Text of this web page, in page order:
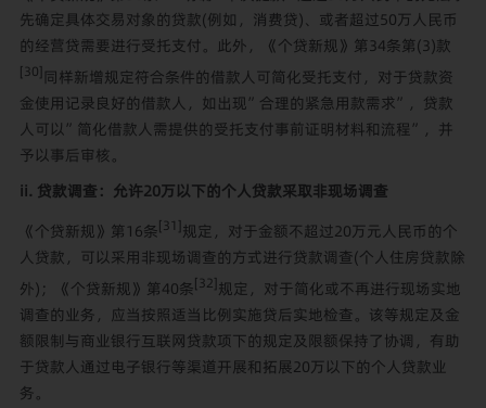
先确定具体交易对象的贷款(例如，消费贷)、或者超过50万人民币
的经营贷需要进行受托支付。此外，《个贷新规》第34条第(3)款
[30] 同样新增规定符合条件的借款人可简化受托支付，对于贷款资
金使用记录良好的借款人，如出现”合理的紧急用款需求”，贷款
人可以”简化借款人需提供的受托支付事前证明材料和流程”，并
予以事后审核。
ii. 贷款调查：允许20万以下的个人贷款采取非现场调查
《个贷新规》第16条[31]规定，对于金额不超过20万元人民币的个
人贷款，可以采用非现场调查的方式进行贷款调查(个人住房贷款除
外)；《个贷新规》第40条[32]规定，对于简化或不再进行现场实地
调查的业务，应当按照适当比例实施贷后实地检查。该等规定及金
额限制与商业银行互联网贷款项下的规定及限额保持了协调，有助
于贷款人通过电子银行等渠道开展和拓展20万以下的个人贷款业
务。